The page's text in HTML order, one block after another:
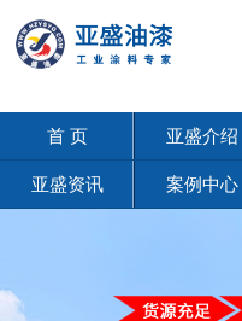
首 页 亚盛介绍
亚盛资讯 案例中心